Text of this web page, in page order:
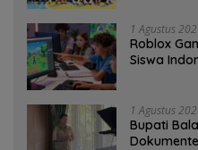
1 Agustus
Roblox
Siswa
1 Agustus
Bupati